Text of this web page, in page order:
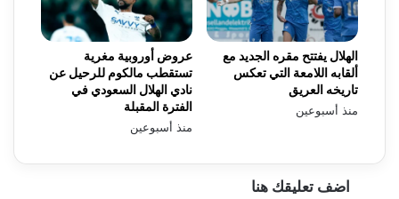
عروض أوروبية مغرية
تستقطب مالكوم للرحيل عن
نادي الهلال السعودي في
الفترة المقبلة
منذ أسبوعين
الهلال يفتتح مقره الجديد مع
ألقابه اللامعة التي تعكس
تاريخه العريق
منذ أسبوعين
اضف تعليقك هنا